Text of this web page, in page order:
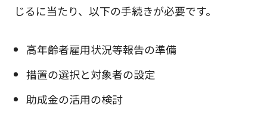
じるに当たり、以下の手続きが必要です。
高年齢者雇用状況等報告の準備
措置の選択と対象者の設定
助成金の活用の検討